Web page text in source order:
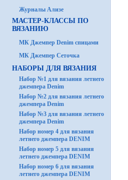
Журналы Ализе
МАСТЕР-КЛАССЫ ПО
ВЯЗАНИЮ
МК Джемпер Denim спицами
МК Джемпер Сеточка
НАБОРЫ ДЛЯ ВЯЗАНИЯ
Набор №1 для вязания летнего
джемпера Denim
Набор №2 для вязания летнего
джемпера Denim
Набор №3 для вязания летнего
джемпера Denim
Набор номер 4 для вязания
летнего джемпера DENIM
Набор номер 5 для вязания
летнего джемпера DENIM
Набор номер 6 для вязания
летнего джемпера DENIM